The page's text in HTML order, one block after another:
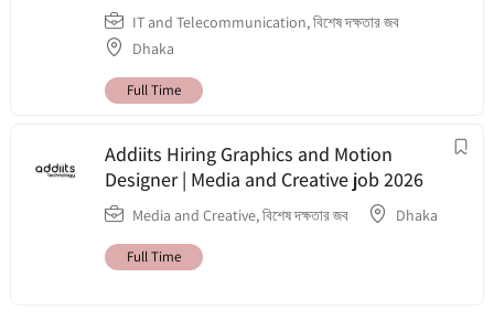
IT and Telecommunication,বিশেষ দক্ষতার জব
Dhaka
Full Time
Addiits Hiring Graphics and Motion
Designer | Media and Creative job 2026
Media and Creative,বিশেষ দক্ষতার জব Dhaka
Full Time